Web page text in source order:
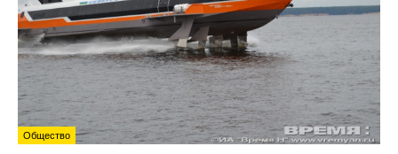
Общество